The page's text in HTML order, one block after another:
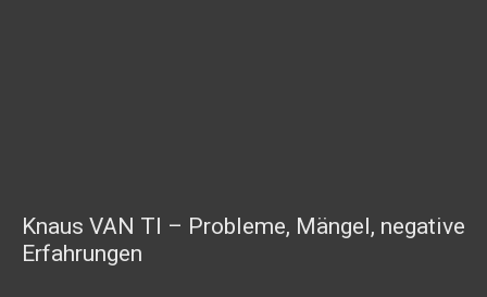
Knaus VAN TI – Probleme, Mängel, negative
Erfahrungen